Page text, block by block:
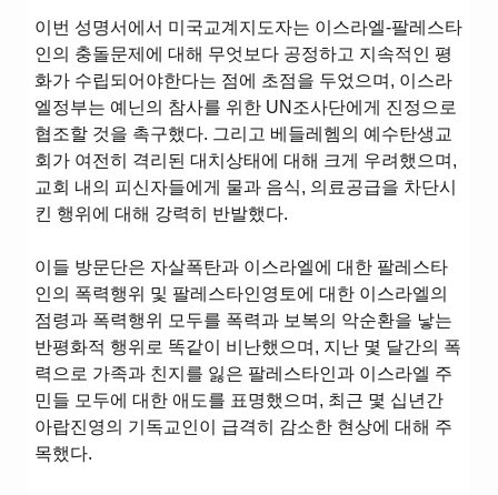
이번 성명서에서 미국교계지도자는 이스라엘-팔레스타
인의 충돌문제에 대해 무엇보다 공정하고 지속적인 평
화가 수립되어야한다는 점에 초점을 두었으며, 이스라
엘정부는 예닌의 참사를 위한 UN조사단에게 진정으로
협조할 것을 촉구했다. 그리고 베들레헴의 예수탄생교
회가 여전히 격리된 대치상태에 대해 크게 우려했으며,
교회 내의 피신자들에게 물과 음식, 의료공급을 차단시
킨 행위에 대해 강력히 반발했다.
이들 방문단은 자살폭탄과 이스라엘에 대한 팔레스타
인의 폭력행위 및 팔레스타인영토에 대한 이스라엘의
점령과 폭력행위 모두를 폭력과 보복의 악순환을 낳는
반평화적 행위로 똑같이 비난했으며, 지난 몇 달간의 폭
력으로 가족과 친지를 잃은 팔레스타인과 이스라엘 주
민들 모두에 대한 애도를 표명했으며, 최근 몇 십년간
아랍진영의 기독교인이 급격히 감소한 현상에 대해 주
목했다.